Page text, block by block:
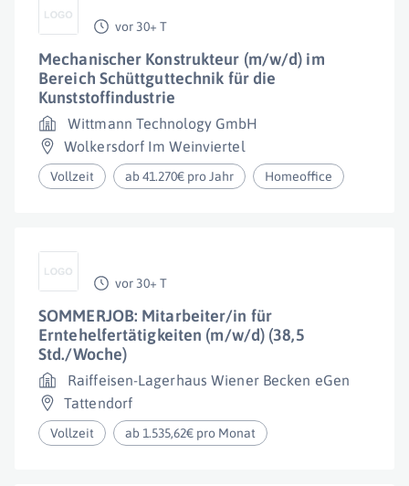
vor 30+ T
Mechanischer Konstrukteur (m/w/d) im
Bereich Schüttguttechnik für die
Kunststoffindustrie
Wittmann Technology GmbH
Wolkersdorf Im Weinviertel
Vollzeit ab 41.270€ pro Jahr Homeoffice
vor 30+ T
SOMMERJOB: Mitarbeiter/in für
Erntehelfertätigkeiten (m/w/d) (38,5
Std./Woche)
Raiffeisen-Lagerhaus Wiener Becken eGen
Tattendorf
Vollzeit ab 1.535,62€ pro Monat